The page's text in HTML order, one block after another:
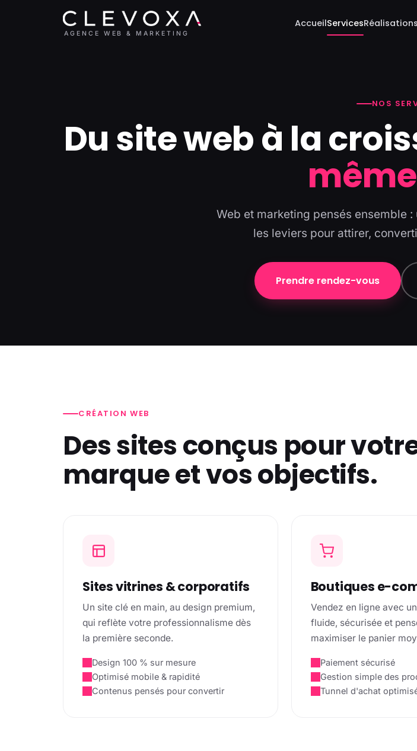
AGENCE WEB & MARKETING
AccueilServicesRéalisations
NOS
Du site web à la
Web et marketing pensés ensemble
les leviers pour attirer,
Prendre rendez-vous
CRÉATION WEB
Des sites conçus pour
marque et vos objectifs.
Sites vitrines & corporatifs
Un site clé en main, au design premium,
qui reflète votre professionnalisme dès
la première seconde.
Design 100 % sur mesure
Optimisé mobile & rapidité
Contenus pensés pour convertir
Boutiques e-
Vendez en ligne avec
fluide, sécurisée et
maximiser le panier
Paiement sécurisé
Gestion simple des
Tunnel d'achat